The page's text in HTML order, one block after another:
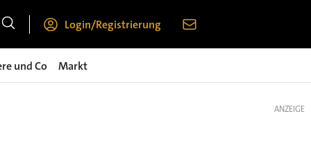
Login/Registrierung
und Co Markt
ANZEIGE